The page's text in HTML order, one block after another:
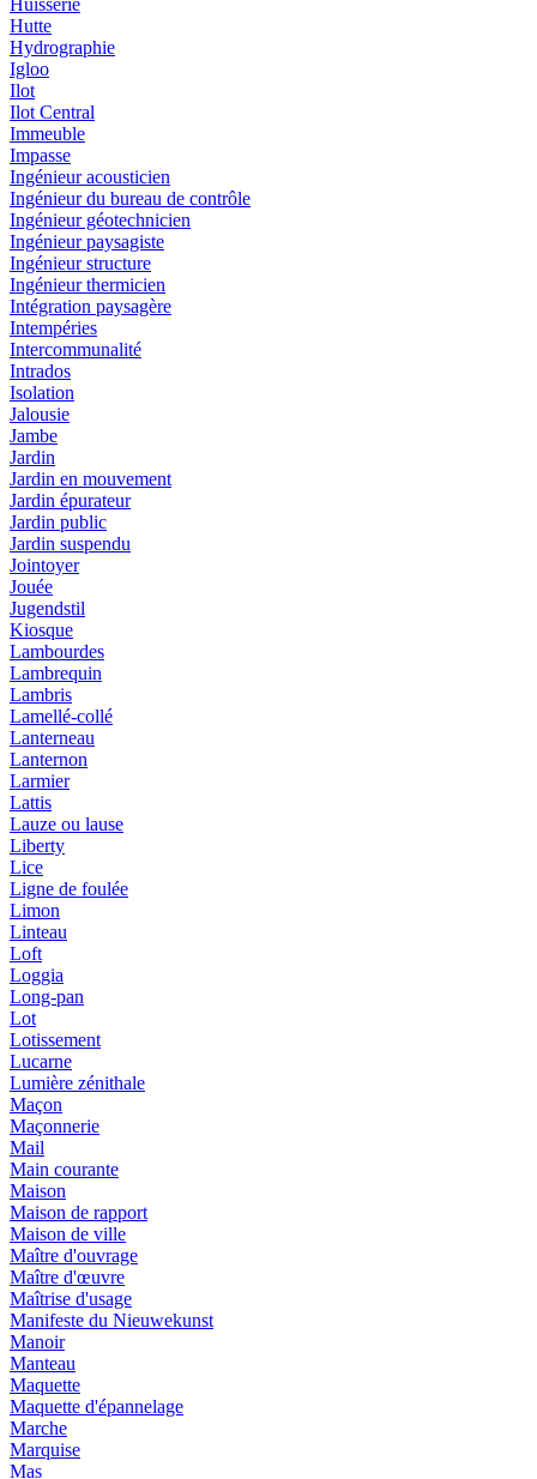
Huisserie
Hutte
Hydrographie
Igloo
Ilot
Ilot Central
Immeuble
Impasse
Ingénieur acousticien
Ingénieur du bureau de contrôle
Ingénieur géotechnicien
Ingénieur paysagiste
Ingénieur structure
Ingénieur thermicien
Intégration paysagère
Intempéries
Intercommunalité
Intrados
Isolation
Jalousie
Jambe
Jardin
Jardin en mouvement
Jardin épurateur
Jardin public
Jardin suspendu
Jointoyer
Jouée
Jugendstil
Kiosque
Lambourdes
Lambrequin
Lambris
Lamellé-collé
Lanterneau
Lanternon
Larmier
Lattis
Lauze ou lause
Liberty
Lice
Ligne de foulée
Limon
Linteau
Loft
Loggia
Long-pan
Lot
Lotissement
Lucarne
Lumière zénithale
Maçon
Maçonnerie
Mail
Main courante
Maison
Maison de rapport
Maison de ville
Maître d'ouvrage
Maître d'œuvre
Maîtrise d'usage
Manifeste du Nieuwekunst
Manoir
Manteau
Maquette
Maquette d'épannelage
Marche
Marquise
Mas